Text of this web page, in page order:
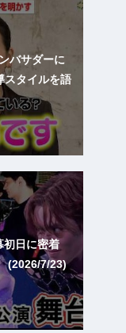
バサダーに
タイルを語
日に密着
(2026/7/23)